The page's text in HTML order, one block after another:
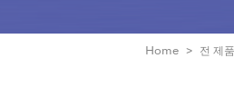
Home 전 제품